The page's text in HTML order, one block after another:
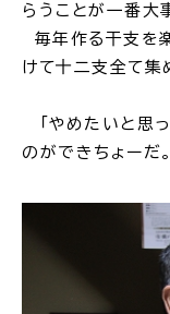
らうことが一番大
毎年作る干支を
けて十二支全て集
「やめたいと思
のができちょーだ。